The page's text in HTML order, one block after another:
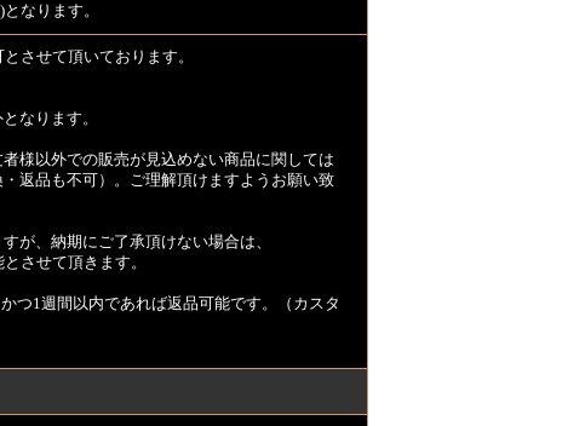
なります。
させて頂いております。
なります。
様以外での販売が見込めない商品に関しては
返品も不可）。ご理解頂けますようお願い致
が、納期にご了承頂けない場合は、
させて頂きます。
つ1週間以内であれば返品可能です。（カスタ